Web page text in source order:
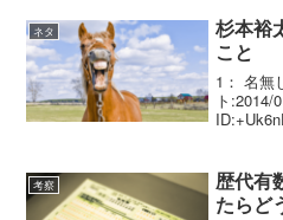
ネタ
杉本裕
こと
1： 名無
ト:2014/
考察
歴代有
たらど